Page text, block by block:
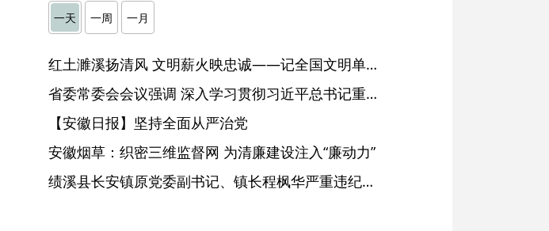
一天 一周 一月
红土濉溪扬清风 文明薪火映忠诚——记全国文明单位、安徽省濉溪县纪委监委
省委常委会会议强调 深入学习贯彻习近平总书记重要讲话精神 以高质量党建引领高质量发展 梁言顺主持并讲话
【安徽日报】坚持全面从严治党
安徽烟草：织密三维监督网 为清廉建设注入“廉动力”
绩溪县长安镇原党委副书记、镇长程枫华严重违纪违法被开除党籍和公职